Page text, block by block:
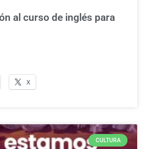
al curso de inglés para
X
CULTURA